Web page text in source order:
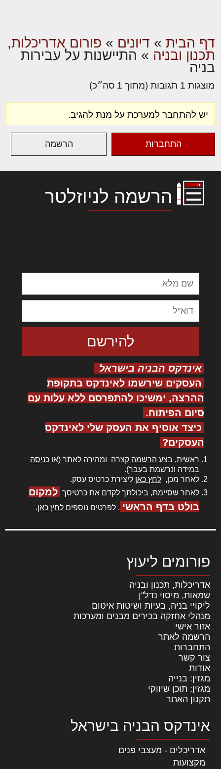
דף הבית » דיונים » פורום אדריכלות,
תכנון ובניה » התיישנות על עבירות
בניה
מוצגות 1 תגובות (מתוך 1 סה״כ)
יש להתחבר למערכת על מנת להגיב.
התחברות הרשמה
הרשמה לניוזלטר
אינדקס הבניה בישראל
העסקים שירשמו לאינדקס בתקופת
ההרצה, ימשיכו להתפרסם ללא עלות עם
סיום הפיתוח.
כיצד אוסיף את העסק שלי לאינדקס
העסקים?
ראשית, בצע הרשמה קצרה ומהירה לאתר (או כניסה
במידה ונרשמת בעבר).
לאחר מכן, לחץ כאן ליצירת כרטיס עסק.
לאחר שסיימת, ביכולתך לקדם את כרטיסך למקום
בולט בדף הראשי . לפרטים נוספים לחץ כאן.
פורומים ליעוץ
אדריכלות, תכנון ובניה
שמאות, מיסוי נדל"ן
ליקויי בניה, בעיות ושיטות איטום
מנהלי אחזקה בכירים מבנים ומערכות
אזור אישי
הרשמה לאתר
התחברות
צור קשר
אודות
מגזין: בנייה
מגזין: תוכן שיווקי
תקנון האתר
אינדקס הבניה בישראל
אדריכלים - מעצבי פנים
מקצועות